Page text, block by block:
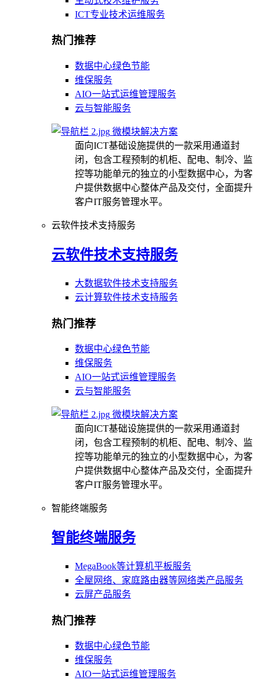
ICT专业技术运维服务
热门推荐
数据中心绿色节能
维保服务
AIO一站式运维管理服务
云与智能服务
微模块解决方案
面向ICT基础设施提供的一款采用通道封
闭，包含工程预制的机柜、配电、制冷、监
控等功能单元的独立的小型数据中心，为客
户提供数据中心整体产品及交付，全面提升
客户IT服务管理水平。
云软件技术支持服务
云软件技术支持服务
大数据软件技术支持服务
云计算软件技术支持服务
热门推荐
数据中心绿色节能
维保服务
AIO一站式运维管理服务
云与智能服务
微模块解决方案
面向ICT基础设施提供的一款采用通道封
闭，包含工程预制的机柜、配电、制冷、监
控等功能单元的独立的小型数据中心，为客
户提供数据中心整体产品及交付，全面提升
客户IT服务管理水平。
智能终端服务
智能终端服务
MegaBook等计算机平板服务
全屋网络、家庭路由器等网络类产品服务
云屏产品服务
热门推荐
数据中心绿色节能
维保服务
AIO一站式运维管理服务